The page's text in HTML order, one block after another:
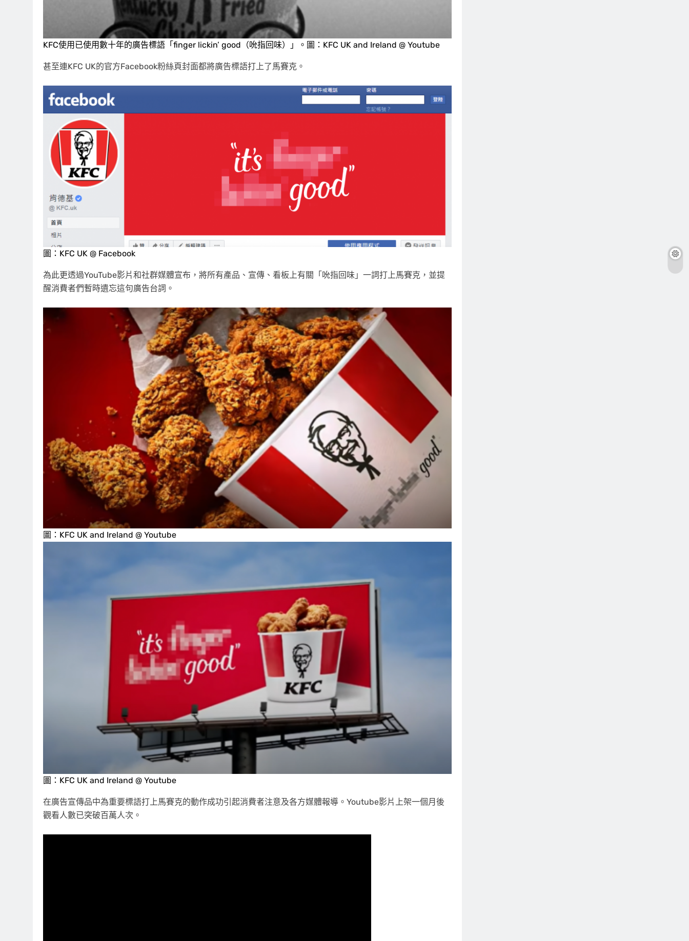
KFC使用已使用數十年的廣告標語「finger lickin’ good（吮指回味）」。圖：KFC UK and Ireland @ Youtube
甚至連KFC UK的官方Facebook粉絲頁封面都將廣告標語打上了馬賽克。
圖：KFC UK @ Facebook
為此更透過YouTube影片和社群媒體宣布，將所有產品、宣傳、看板上有關「吮指回味」一詞打上馬賽克，並提
醒消費者們暫時遺忘這句廣告台詞。
圖：KFC UK and Ireland @ Youtube
圖：KFC UK and Ireland @ Youtube
在廣告宣傳品中為重要標語打上馬賽克的動作成功引起消費者注意及各方媒體報導。Youtube影片上架一個月後
觀看人數已突破百萬人次。